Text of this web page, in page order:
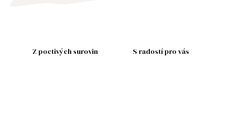
Z poctivých surovin S radostí pro vás